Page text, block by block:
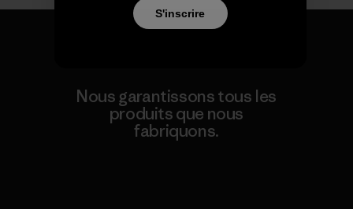
Nous garantissons tous les
produits que nous
fabriquons.
S'inscrire